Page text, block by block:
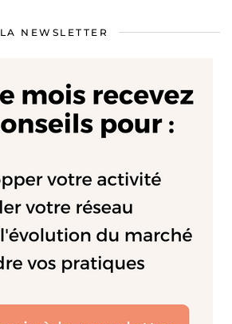
LA NEWSLETTER